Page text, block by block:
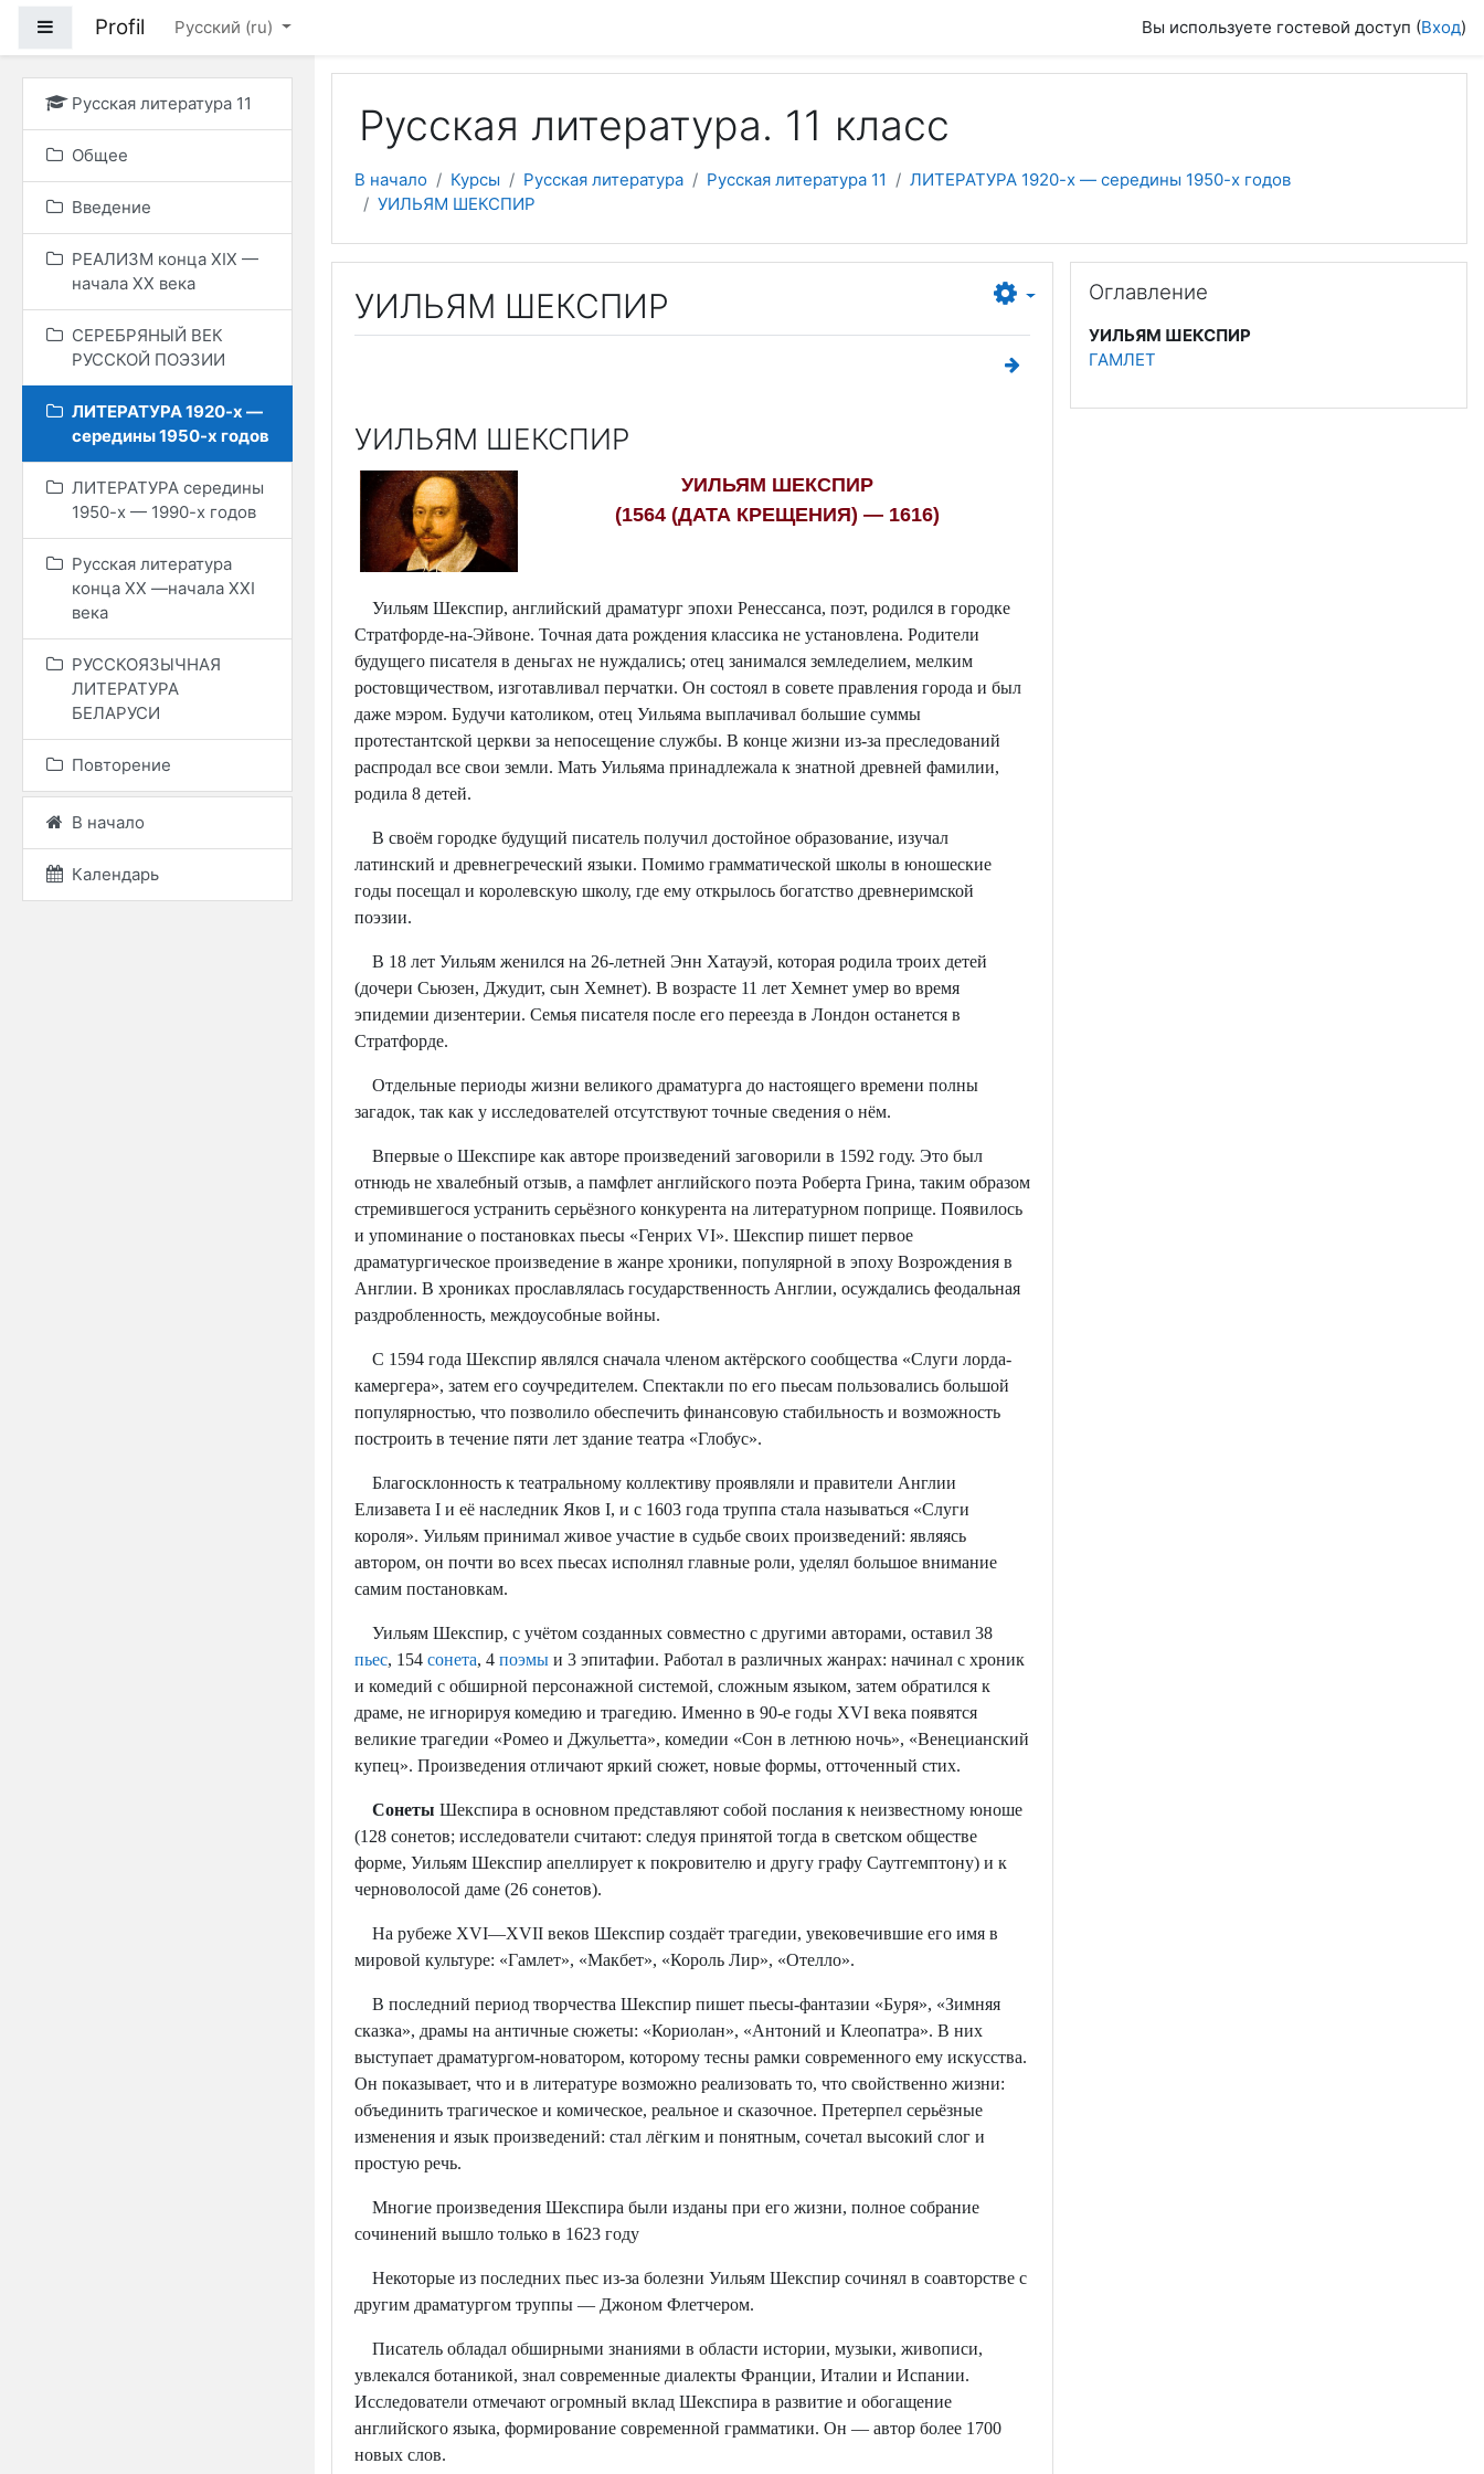
Боковая панель
Profil Русский ‎(ru)‎ Вы используете гостевой доступ (Вход)
Русская литература 11
Общее
Введение
РЕАЛИЗМ конца ХIХ —
начала ХХ века
СЕРЕБРЯНЫЙ ВЕК
РУССКОЙ ПОЭЗИИ
ЛИТЕРАТУРА 1920-х —
середины 1950-х годов
ЛИТЕРАТУРА середины
1950-х — 1990-х годов
Русская литература
конца ХХ —начала XXI
века
РУССКОЯЗЫЧНАЯ
ЛИТЕРАТУРА
БЕЛАРУСИ
Повторение
В начало
Календарь
Русская литература. 11 класс
В начало Курсы Русская литература Русская литература 11
ЛИТЕРАТУРА 1920-х — середины 1950-х годов
УИЛЬЯМ ШЕКСПИР
УИЛЬЯМ ШЕКСПИР
УИЛЬЯМ ШЕКСПИР
УИЛЬЯМ ШЕКСПИР
(1564 (ДАТА КРЕЩЕНИЯ) — 1616)
Уильям Шекспир, английский драматург эпохи Ренессанса, поэт, родился в городке
Стратфорде-на-Эйвоне. Точная дата рождения классика не установлена. Родители
будущего писателя в деньгах не нуждались; отец занимался земледелием, мелким
ростовщичеством, изготавливал перчатки. Он состоял в совете правления города и был
даже мэром. Будучи католиком, отец Уильяма выплачивал большие суммы
протестантской церкви за непосещение службы. В конце жизни из-за преследований
распродал все свои земли. Мать Уильяма принадлежала к знатной древней фамилии,
родила 8 детей.
В своём городке будущий писатель получил достойное образование, изучал
латинский и древнегреческий языки. Помимо грамматической школы в юношеские
годы посещал и королевскую школу, где ему открылось богатство древнеримской
поэзии.
В 18 лет Уильям женился на 26-летней Энн Хатауэй, которая родила троих детей
(дочери Сьюзен, Джудит, сын Хемнет). В возрасте 11 лет Хемнет умер во время
эпидемии дизентерии. Семья писателя после его переезда в Лондон останется в
Стратфорде.
Отдельные периоды жизни великого драматурга до настоящего времени полны
загадок, так как у исследователей отсутствуют точные сведения о нём.
Впервые о Шекспире как авторе произведений заговорили в 1592 году. Это был
отнюдь не хвалебный отзыв, а памфлет английского поэта Роберта Грина, таким образом
стремившегося устранить серьёзного конкурента на литературном поприще. Появилось
и упоминание о постановках пьесы «Генрих VI». Шекспир пишет первое
драматургическое произведение в жанре хроники, популярной в эпоху Возрождения в
Англии. В хрониках прославлялась государственность Англии, осуждались феодальная
раздробленность, междоусобные войны.
С 1594 года Шекспир являлся сначала членом актёрского сообщества «Слуги лорда-
камергера», затем его соучредителем. Спектакли по его пьесам пользовались большой
популярностью, что позволило обеспечить финансовую стабильность и возможность
построить в течение пяти лет здание театра «Глобус».
Благосклонность к театральному коллективу проявляли и правители Англии
Елизавета I и её наследник Яков I, и с 1603 года труппа стала называться «Слуги
короля». Уильям принимал живое участие в судьбе своих произведений: являясь
автором, он почти во всех пьесах исполнял главные роли, уделял большое внимание
самим постановкам.
Уильям Шекспир, с учётом созданных совместно с другими авторами, оставил 38
пьес, 154 сонета, 4 поэмы и 3 эпитафии. Работал в различных жанрах: начинал с хроник
и комедий с обширной персонажной системой, сложным языком, затем обратился к
драме, не игнорируя комедию и трагедию. Именно в 90-е годы XVI века появятся
великие трагедии «Ромео и Джульетта», комедии «Сон в летнюю ночь», «Венецианский
купец». Произведения отличают яркий сюжет, новые формы, отточенный стих.
Сонеты Шекспира в основном представляют собой послания к неизвестному юноше
(128 сонетов; исследователи считают: следуя принятой тогда в светском обществе
форме, Уильям Шекспир апеллирует к покровителю и другу графу Саутгемптону) и к
черноволосой даме (26 сонетов).
На рубеже XVI—XVII веков Шекспир создаёт трагедии, увековечившие его имя в
мировой культуре: «Гамлет», «Макбет», «Король Лир», «Отелло».
В последний период творчества Шекспир пишет пьесы-фантазии «Буря», «Зимняя
сказка», драмы на античные сюжеты: «Кориолан», «Антоний и Клеопатра». В них
выступает драматургом-новатором, которому тесны рамки современного ему искусства.
Он показывает, что и в литературе возможно реализовать то, что свойственно жизни:
объединить трагическое и комическое, реальное и сказочное. Претерпел серьёзные
изменения и язык произведений: стал лёгким и понятным, сочетал высокий слог и
простую речь.
Многие произведения Шекспира были изданы при его жизни, полное собрание
сочинений вышло только в 1623 году
Некоторые из последних пьес из-за болезни Уильям Шекспир сочинял в соавторстве с
другим драматургом труппы — Джоном Флетчером.
Писатель обладал обширными знаниями в области истории, музыки, живописи,
увлекался ботаникой, знал современные диалекты Франции, Италии и Испании.
Исследователи отмечают огромный вклад Шекспира в развитие и обогащение
английского языка, формирование современной грамматики. Он — автор более 1700
новых слов.
Оглавление
УИЛЬЯМ ШЕКСПИР
ГАМЛЕТ